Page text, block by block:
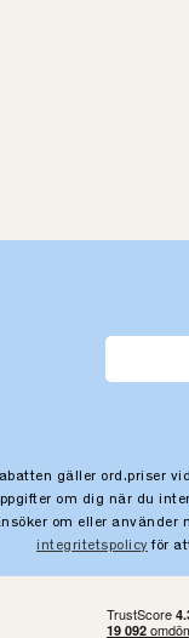
gäller ord.priser
om dig när du
om eller använder
integritetspolicy för